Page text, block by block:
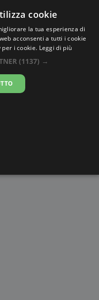
.co
Zwolle
cookie
la tua esperienza di
acconsenti a tutti i cookie
i cookie. Leggi di più
(1137) →